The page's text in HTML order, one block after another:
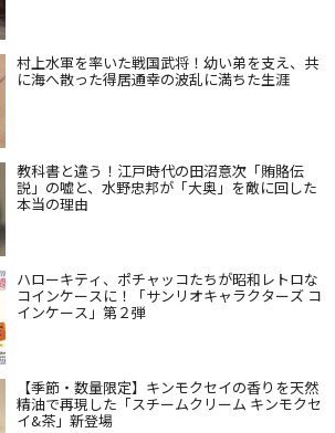
村上水軍を率いた戦国武将！幼い弟を支え、共
に海へ散った得居通幸の波乱に満ちた生涯
教科書と違う！江戸時代の田沼意次「賄賂伝
説」の嘘と、水野忠邦が「大奥」を敵に回した
本当の理由
ハローキティ、ポチャッコたちが昭和レトロな
コインケースに！「サンリオキャラクターズ コ
インケース」第２弾
【季節・数量限定】キンモクセイの香りを天然
精油で再現した「スチームクリーム キンモクセ
イ&茶」新登場